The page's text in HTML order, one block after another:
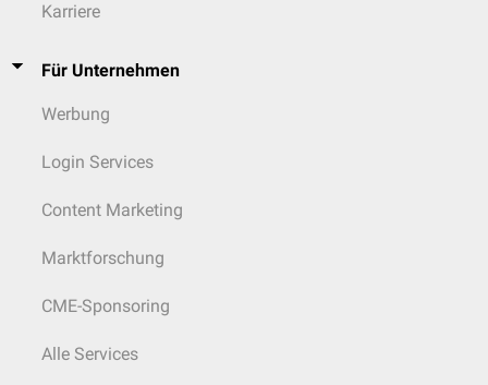
Karriere
Für Unternehmen
Werbung
Login Services
Content Marketing
Marktforschung
CME-Sponsoring
Alle Services